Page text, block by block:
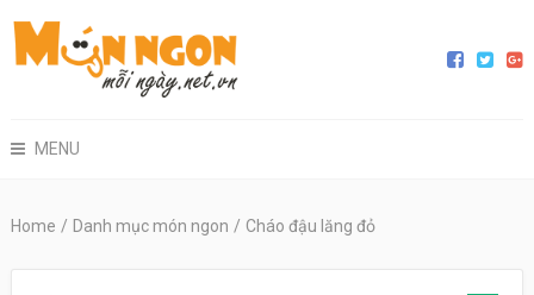
MENU
Home / Danh mục món ngon / Cháo đậu lăng đỏ